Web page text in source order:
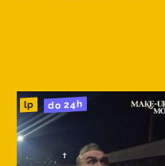
lp do 24h